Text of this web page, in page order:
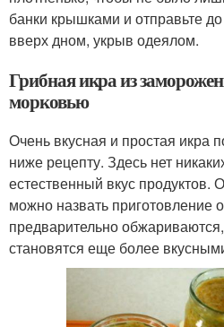
банки крышками и отправьте
вверх дном, укрыв одеялом.
Грибная икра из
морковью
Очень вкусная и простая икра
ниже рецепту. Здесь нет
естественный вкус продуктов.
можно назвать приготовление
предварительно
становятся еще более